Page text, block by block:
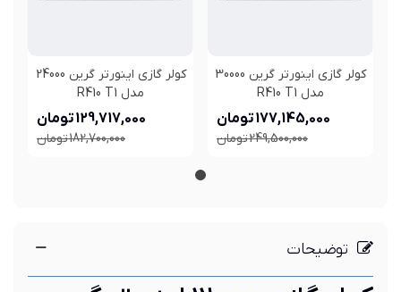
کولر گازی اینورتر گرین 30000
مدل R410 T1
177,145,000 تومان
249,500,000 تومان
کولر گازی اینورتر گرین 24000
مدل R410 T1
129,717,000 تومان
182,700,000 تومان
توضیحات